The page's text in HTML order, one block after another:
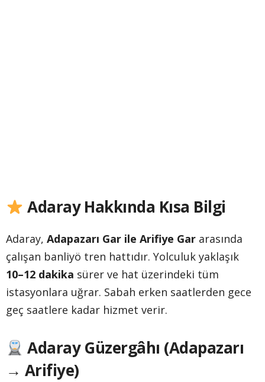
Adaray Hakkında Kısa Bilgi
Adaray, Adapazarı Gar ile Arifiye Gar arasında
çalışan banliyö tren hattıdır. Yolculuk yaklaşık
10–12 dakika sürer ve hat üzerindeki tüm
istasyonlara uğrar. Sabah erken saatlerden gece
geç saatlere kadar hizmet verir.
Adaray Güzergâhı (Adapazarı
→ Arifiye)